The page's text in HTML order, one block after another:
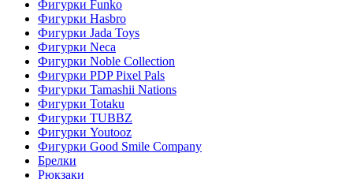
Фигурки Funko
Фигурки Hasbro
Фигурки Jada Toys
Фигурки Neca
Фигурки Noble Collection
Фигурки PDP Pixel Pals
Фигурки Tamashii Nations
Фигурки Totaku
Фигурки TUBBZ
Фигурки Youtooz
Фигурки Good Smile Company
Брелки
Рюкзаки